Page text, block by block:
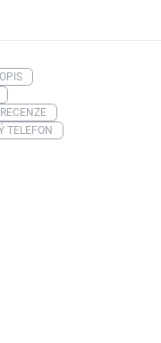
RECENZE
TELEFON